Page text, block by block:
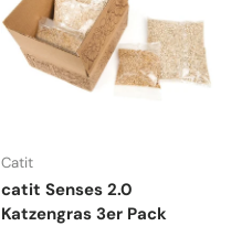
Catit
catit Senses 2.0
Katzengras 3er Pack